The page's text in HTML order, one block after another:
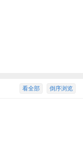
倒序浏览
看全部